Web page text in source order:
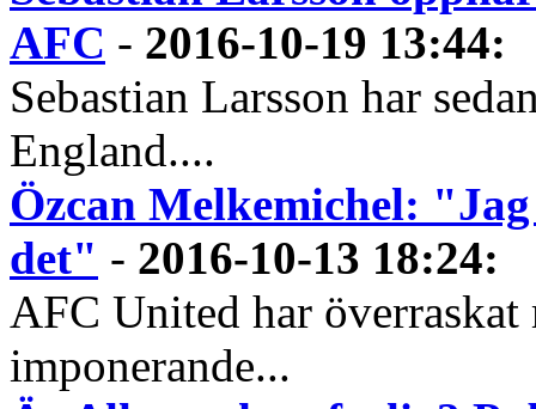
AFC - 2016-10-19 13:44:
Sebastian Larsson har
England....
Özcan Melkemichel:
det" - 2016-10-13 18:24:
AFC United har överraskat
imponerande...